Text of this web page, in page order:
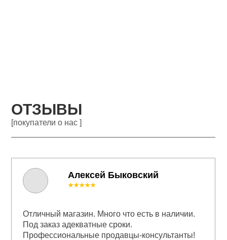
ОТЗЫВЫ
[покупатели о нас ]
Алексей Быковский
★★★★★
Отличный магазин. Много что есть в наличии.
Под заказ адекватные сроки.
Профессиональные продавцы-консультанты!